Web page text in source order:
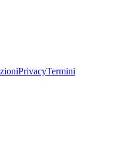
PrivacyTermini